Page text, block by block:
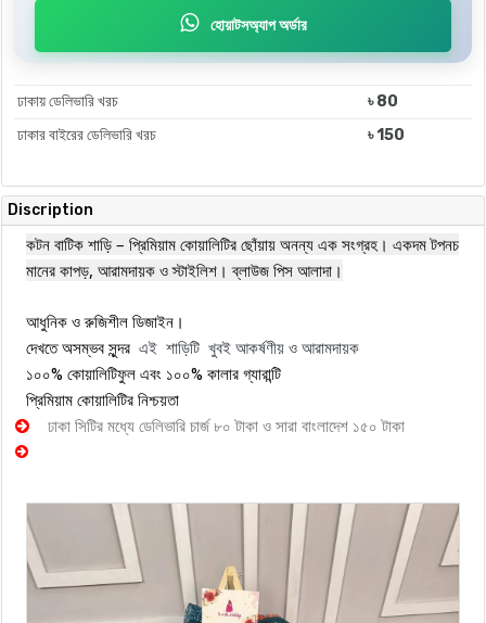
হোয়াটসঅ্যাপ অর্ডার
ঢাকায় ডেলিভারি খরচ
৳ 80
ঢাকার বাইরের ডেলিভারি খরচ
৳ 150
Discription
কটন বাটিক শাড়ি – প্রিমিয়াম কোয়ালিটির ছোঁয়ায় অনন্য এক সংগ্রহ। একদম টপনচ
মানের কাপড়, আরামদায়ক ও স্টাইলিশ। ব্লাউজ পিস আলাদা।
আধুনিক ও রুজিশীল ডিজাইন।
দেখতে অসম্ভব সুন্দর এই শাড়িটি খুবই আকর্ষণীয় ও আরামদায়ক
১০০% কোয়ালিটিফুল এবং ১০০% কালার গ্যারান্টি
প্রিমিয়াম কোয়ালিটির নিশ্চয়তা
ঢাকা সিটির মধ্যে ডেলিভারি চার্জ ৮০ টাকা ও সারা বাংলাদেশ ১৫০ টাকা